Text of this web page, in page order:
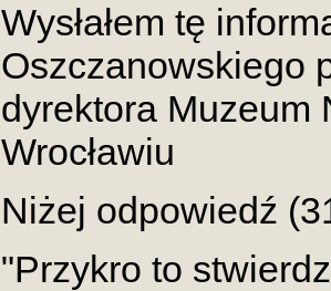
Wysłałem tę
Oszczanowskiego
dyrektora Muzeum
Wrocławiu
Niżej odpowiedź
"Przykro to